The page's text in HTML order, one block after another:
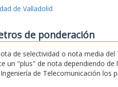
de Valladolid
de ponderación
de selectividad o nota media
un "plus" de nota dependiendo de
de Telecomunicación los